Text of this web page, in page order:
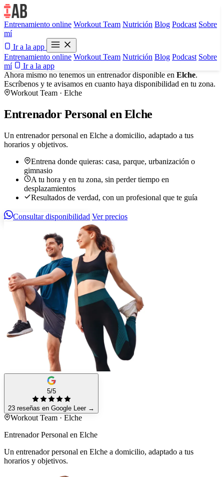
Entrenamiento online Workout Team Nutrición Blog Podcast Sobre
mí
Ir a la app
Entrenamiento online Workout Team Nutrición Blog Podcast Sobre
mí
Ir a la app
Ahora mismo no tenemos un entrenador disponible en Elche.
Escríbenos y te avisamos en cuanto haya disponibilidad en tu zona.
Workout Team · Elche
Entrenador Personal en Elche
Un entrenador personal en Elche a domicilio, adaptado a tus
horarios y objetivos.
Entrena donde quieras: casa, parque, urbanización o
gimnasio
A tu hora y en tu zona, sin perder tiempo en
desplazamientos
Resultados de verdad, con un profesional que te guía
Consultar disponibilidad Ver precios
5/5
23 reseñas en Google Leer →
Workout Team · Elche
Entrenador Personal en Elche
Un entrenador personal en Elche a domicilio, adaptado a tus
horarios y objetivos.